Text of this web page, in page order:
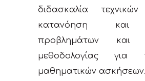
διδασκαλία
κατανόηση και
προβλημάτων και
μεθοδολογίας
μαθηματικών ασκήσεων.